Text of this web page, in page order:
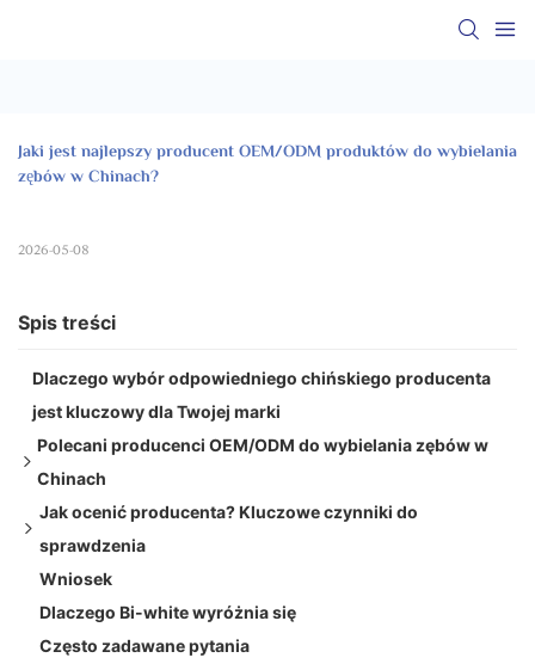
Jaki jest najlepszy producent OEM/ODM produktów do wybielania
zębów w Chinach?
2026-05-08
Spis treści
Dlaczego wybór odpowiedniego chińskiego producenta
jest kluczowy dla Twojej marki
Polecani producenci OEM/ODM do wybielania zębów w
Chinach
1. Dwu-biały
2. Pielęgnacja jamy ustnej Onuge
3. Uśmiech chwały
4. Cinoll
5. Colgate
Jak ocenić producenta? Kluczowe czynniki do
sprawdzenia
Czerwone flagi, których należy unikać
Wniosek
Dlaczego Bi-white wyróżnia się
Często zadawane pytania